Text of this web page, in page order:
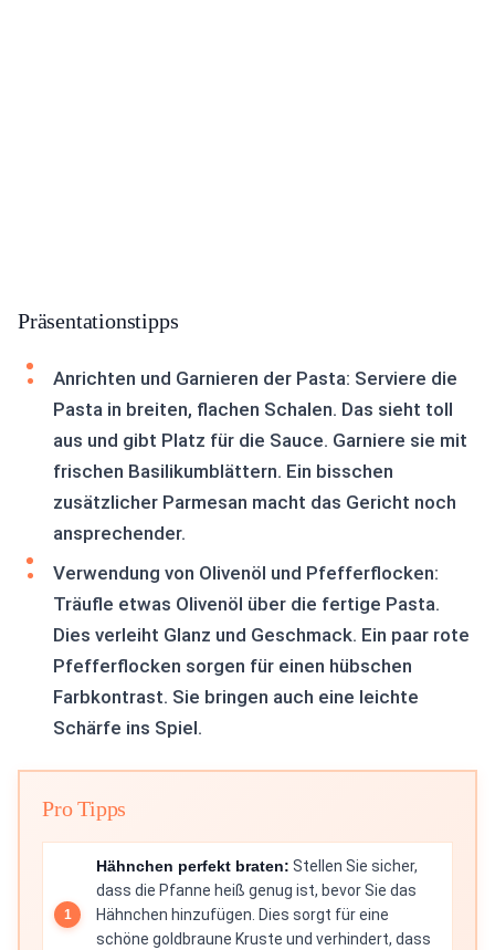
Präsentationstipps
Anrichten und Garnieren der Pasta: Serviere die
Pasta in breiten, flachen Schalen. Das sieht toll
aus und gibt Platz für die Sauce. Garniere sie mit
frischen Basilikumblättern. Ein bisschen
zusätzlicher Parmesan macht das Gericht noch
ansprechender.
Verwendung von Olivenöl und Pfefferflocken:
Träufle etwas Olivenöl über die fertige Pasta.
Dies verleiht Glanz und Geschmack. Ein paar rote
Pfefferflocken sorgen für einen hübschen
Farbkontrast. Sie bringen auch eine leichte
Schärfe ins Spiel.
Pro Tipps
Hähnchen perfekt braten: Stellen Sie sicher,
dass die Pfanne heiß genug ist, bevor Sie das
Hähnchen hinzufügen. Dies sorgt für eine
schöne goldbraune Kruste und verhindert, dass